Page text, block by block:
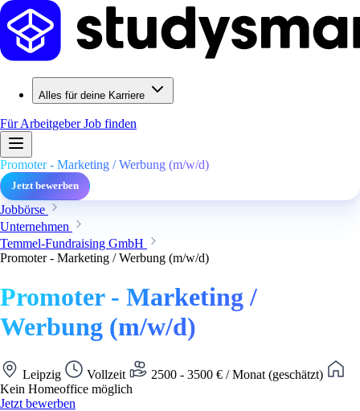
Alles für deine Karriere
Für ArbeitgeberJob finden
Promoter - Marketing / Werbung (m/w/d)
Jetzt bewerben
Jobbörse
Unternehmen
Temmel-Fundraising GmbH
Promoter - Marketing / Werbung (m/w/d)
Promoter - Marketing /
Werbung (m/w/d)
Leipzig Vollzeit
2500 - 3500 € / Monat (geschätzt)
Kein Homeoffice möglich
Jetzt bewerben